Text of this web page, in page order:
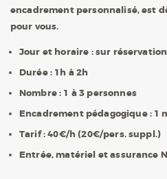
encadrement personnalisé, est
pour vous.
Jour et horaire :sur
Durée : 1h à 2h
Nombre : 1 à 3 personnes
Encadrement pédagogique : 1
Tarif :40€/h (20€/pers. suppl.)
Entrée, matériel et assurance